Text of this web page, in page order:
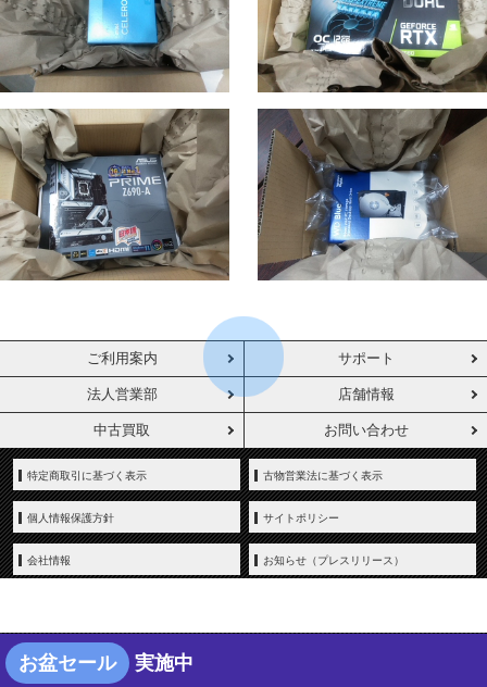
ご利用案内 サポート
法人営業部 店舗情報
中古買取 お問い合わせ
特定商取引に基づく表示 古物営業法に基づく表示
個人情報保護方針 サイトポリシー
会社情報 お知らせ（プレスリリース）
Copyright © YAMADA-DENKI Co., Ltd. All rights reserved.
お盆セール 実施中